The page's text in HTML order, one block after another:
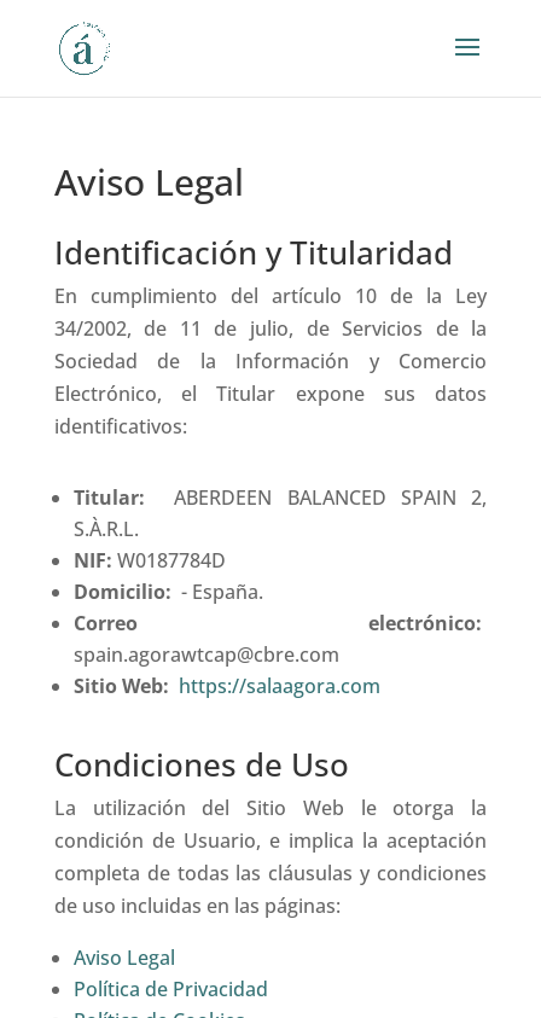
Aviso Legal
Identificación y Titularidad
En cumplimiento del artículo 10 de la Ley
34/2002, de 11 de julio, de Servicios de la
Sociedad de la Información y Comercio
Electrónico, el Titular expone sus datos
identificativos:
Titular: ABERDEEN BALANCED SPAIN 2,
S.À.R.L.
NIF: W0187784D
Domicilio: - España.
Correo electrónico:
spain.agorawtcap@cbre.com
Sitio Web: https://salaagora.com
Condiciones de Uso
La utilización del Sitio Web le otorga la
condición de Usuario, e implica la aceptación
completa de todas las cláusulas y condiciones
de uso incluidas en las páginas:
Aviso Legal
Política de Privacidad